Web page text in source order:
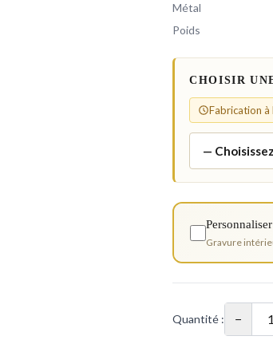
Métal
Poids
CHOISIR
Fabrication
Gravure
Quantité : −